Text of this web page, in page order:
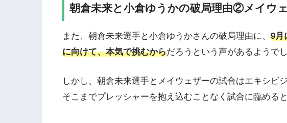
朝倉未来と小倉ゆうかの破局理由②メイウ
また、朝倉未来選手と小倉ゆうかさんの破局理由に、 9月
に向けて、本気で挑むからだろうという声があるようでし
しかし、朝倉未来選手とメイウェザーの試合はエキシビ
そこまでプレッシャーを抱え込むことなく試合に臨めると